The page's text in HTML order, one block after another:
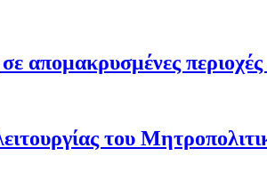
σε απομακρυσμένες
του